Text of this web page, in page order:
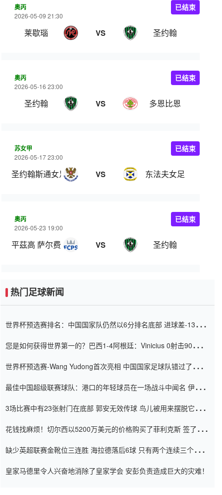
奥丙
2026-05-09 21:30
莱歇瑙 VS 圣约翰
已结束
奥丙
2026-05-16 23:00
圣约翰 VS 多恩比恩
已结束
苏女甲
2026-05-17 23:00
圣约翰斯通女足 VS 东法夫女足
已结束
奥丙
2026-05-23 19:00
平茲高 萨尔费尔登 VS 圣约翰
已结束
热门足球新闻
世界杯预选赛排名：中国国家队仍然以6分排名底部 进球差-13令人
您是如何获得世界第一的？巴西1-4阿根廷：Vinicius 0射击90分钟
世界杯预选赛-Wang Yudong首次亮相 中国国家足球队错过了世界
最佳中国超级联赛球队：港口的年轻球员在一场战斗中闻名 伊万放
3场比赛中有23张射门在底部 郭安无效传球 鸟儿被用来摆脱它
花钱找麻烦！切尔西以5200万美元的价格购买了菲利克斯 签了7年
缺少英超联赛金靴位三连胜 海拉德落后6球 只有两个连续三个连续
皇家马德里令人兴奋地消除了皇家学会 安彭负责造成巨大的灾难！